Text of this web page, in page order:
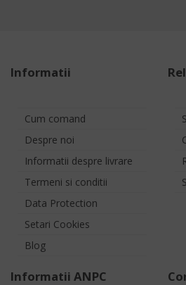
Informatii
Cum comand
Despre noi
Informatii despre livrare
Termeni si conditii
Data Protection
Setari Cookies
Blog
Informatii ANPC